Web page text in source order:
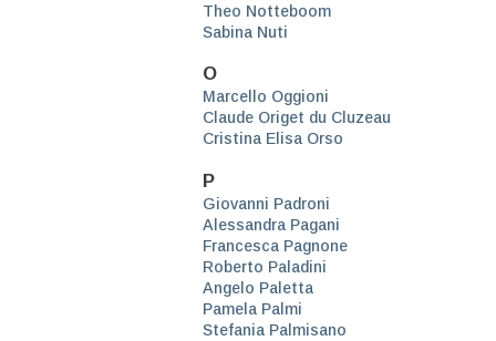
Theo Notteboom
Sabina Nuti
O
Marcello Oggioni
Claude Origet du Cluzeau
Cristina Elisa Orso
P
Giovanni Padroni
Alessandra Pagani
Francesca Pagnone
Roberto Paladini
Angelo Paletta
Pamela Palmi
Stefania Palmisano